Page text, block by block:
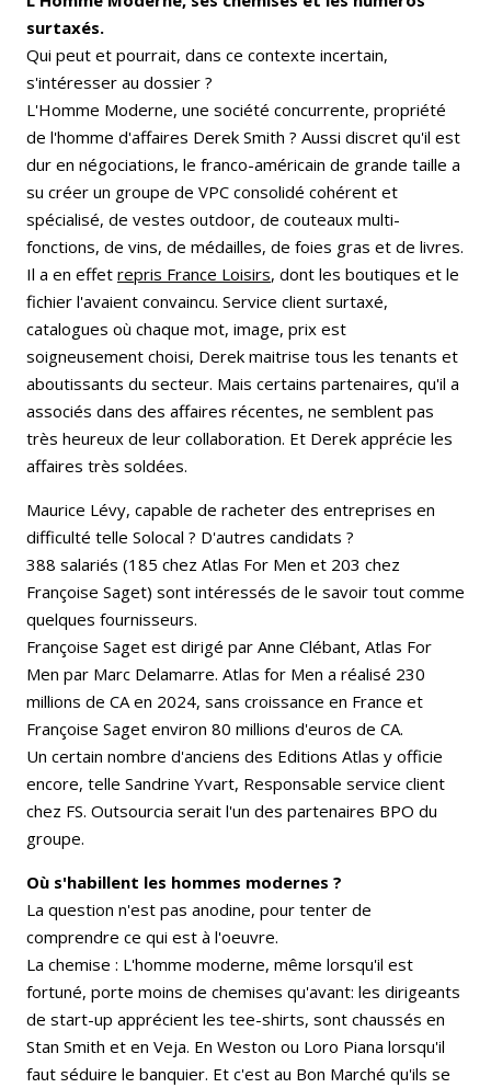
surtaxés.
Qui peut et pourrait, dans ce contexte incertain,
s'intéresser au dossier ?
L'Homme Moderne, une société concurrente, propriété
de l'homme d'affaires Derek Smith ? Aussi discret qu'il est
dur en négociations, le franco-américain de grande taille a
su créer un groupe de VPC consolidé cohérent et
spécialisé, de vestes outdoor, de couteaux multi-
fonctions, de vins, de médailles, de foies gras et de livres.
Il a en effet repris France Loisirs, dont les boutiques et le
fichier l'avaient convaincu. Service client surtaxé,
catalogues où chaque mot, image, prix est
soigneusement choisi, Derek maitrise tous les tenants et
aboutissants du secteur. Mais certains partenaires, qu'il a
associés dans des affaires récentes, ne semblent pas
très heureux de leur collaboration. Et Derek apprécie les
affaires très soldées.
Maurice Lévy, capable de racheter des entreprises en
difficulté telle Solocal ? D'autres candidats ?
388 salariés (185 chez Atlas For Men et 203 chez
Françoise Saget) sont intéressés de le savoir tout comme
quelques fournisseurs.
Françoise Saget est dirigé par Anne Clébant, Atlas For
Men par Marc Delamarre. Atlas for Men a réalisé 230
millions de CA en 2024, sans croissance en France et
Françoise Saget environ 80 millions d'euros de CA.
Un certain nombre d'anciens des Editions Atlas y officie
encore, telle Sandrine Yvart, Responsable service client
chez FS. Outsourcia serait l'un des partenaires BPO du
groupe.
Où s'habillent les hommes modernes ?
La question n'est pas anodine, pour tenter de
comprendre ce qui est à l'oeuvre.
La chemise : L'homme moderne, même lorsqu'il est
fortuné, porte moins de chemises qu'avant: les dirigeants
de start-up apprécient les tee-shirts, sont chaussés en
Stan Smith et en Veja. En Weston ou Loro Piana lorsqu'il
faut séduire le banquier. Et c'est au Bon Marché qu'ils se